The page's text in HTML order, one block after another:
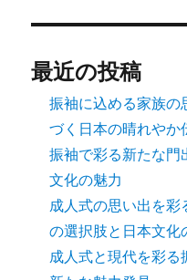
最近の投稿
振袖に込める家族の
づく日本の晴れやか
振袖で彩る新たな門
文化の魅力
成人式の思い出を
の選択肢と日本文化
成人式と現代を彩